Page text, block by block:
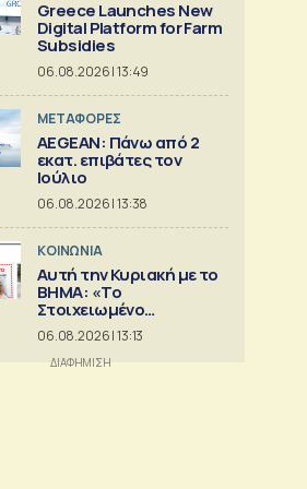
Greece Launches New
Digital Platform for Farm
Subsidies
06.08.2026 | 13:49
ΜΕΤΑΦΟΡΕΣ
AEGEAN: Πάνω από 2
εκατ. επιβάτες τον
Ιούλιο
06.08.2026 | 13:38
ΚΟΙΝΩΝΙΑ
Αυτή την Κυριακή με το
ΒΗΜΑ: «Το
Στοιχειωμένο
Ξενοδοχείο», Ελληνική
Κουζίνα & ΒΗΜΑGAZINO
06.08.2026 | 13:13